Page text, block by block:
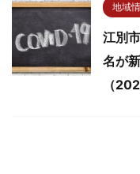
地域
江別
名が
（